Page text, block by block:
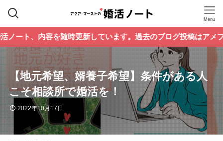
Menu
容を随時更新しています。過去のブログ投稿はアメブロでご
【地元希望、婿養子希望】条件がある人
こそ相談所で婚活を！
2022年10月17日